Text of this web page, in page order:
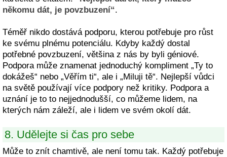
někomu dát, je povzbuzení“.
Téměř nikdo dostává podporu, kterou potřebuje pro růst
ke svému plnému potenciálu. Kdyby každý dostal
potřebné povzbuzení, většina z nás by byli géniové.
Podpora může znamenat jednoduchý kompliment „Ty to
dokážeš“ nebo „Věřím ti“, ale i „Miluji tě“. Nejlepší vůdci
na světě používají více podpory než kritiky. Podpora a
uznání je to to nejjednodušší, co můžeme lidem, na
kterých nám záleží, ale i lidem ve svém okolí dát.
8. Udělejte si čas pro sebe
Může to znít chamtivě, ale není tomu tak. Každý potřebuje